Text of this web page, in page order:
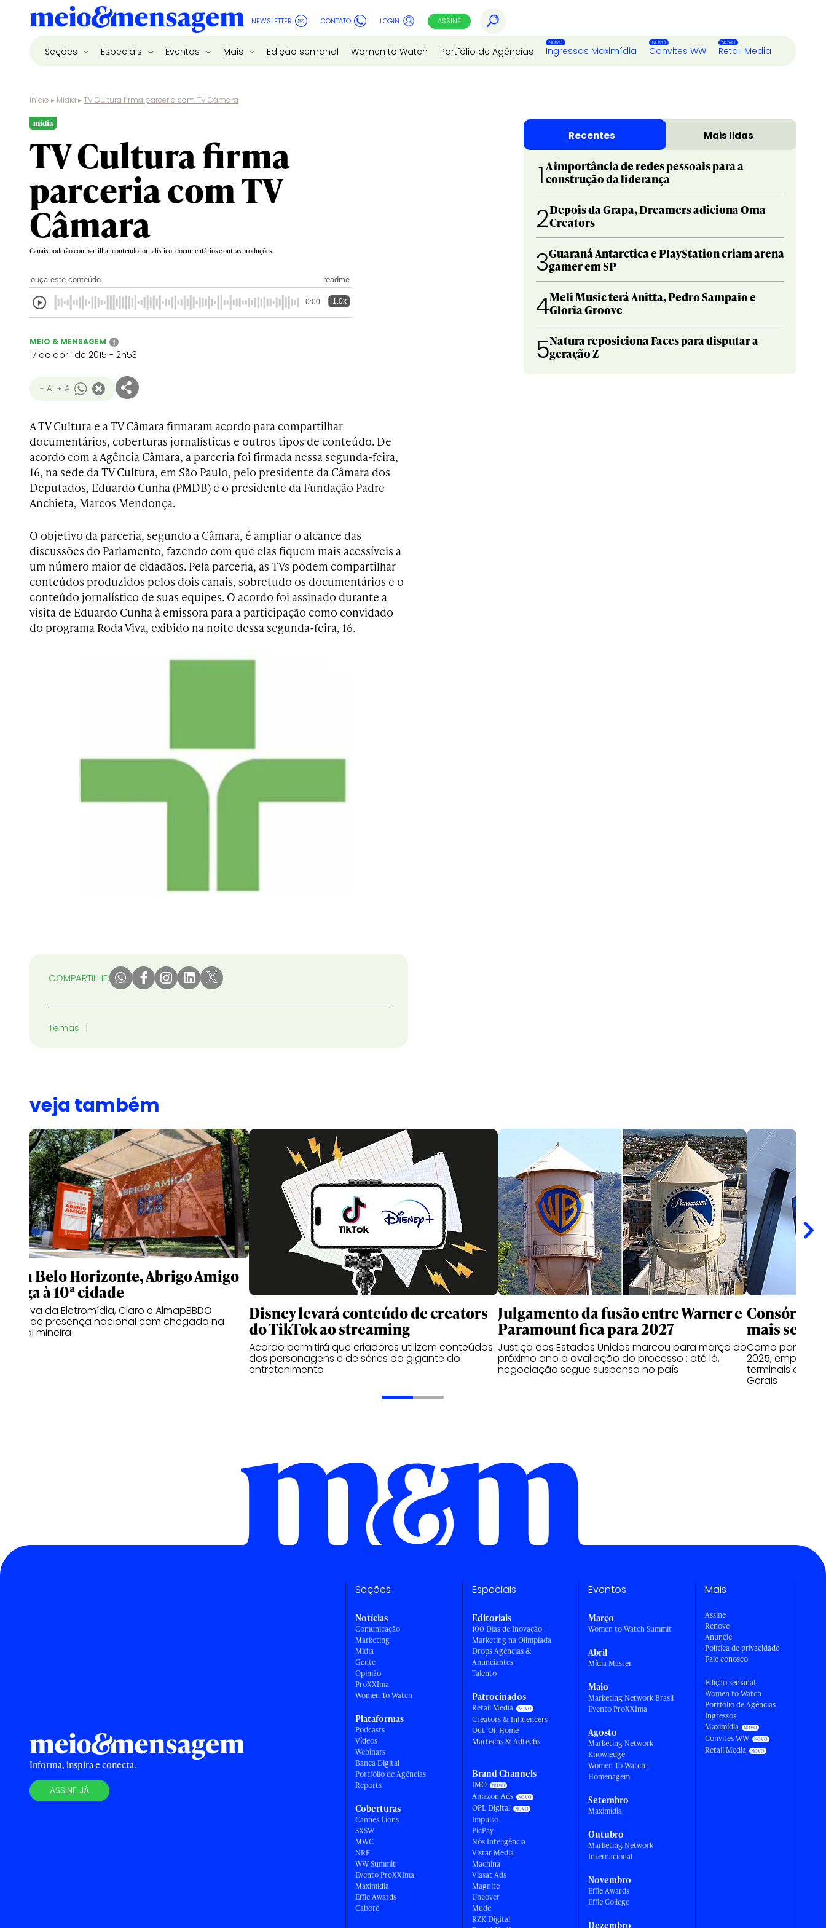
NEWSLETTER CONTATO LOGIN ASSINE
Seções Especiais Eventos Mais Edição semanal Women to Watch Portfólio de Agências Ingressos Maximídia Convites WW Retail Media
Início ▸ Mídia ▸ TV Cultura firma parceria com TV Câmara
mídia
TV Cultura firma
parceria com TV
Câmara
Canais poderão compartilhar conteúdo jornalístico, documentários e outras produções
ouça este conteúdo readme
0:00 1.0x
MEIO & MENSAGEM i
17 de abril de 2015 - 2h53
- A + A
A TV Cultura e a TV Câmara firmaram acordo para compartilhar
documentários, coberturas jornalísticas e outros tipos de conteúdo. De
acordo com a Agência Câmara, a parceria foi firmada nessa segunda-feira,
16, na sede da TV Cultura, em São Paulo, pelo presidente da Câmara dos
Deputados, Eduardo Cunha (PMDB) e o presidente da Fundação Padre
Anchieta, Marcos Mendonça.
O objetivo da parceria, segundo a Câmara, é ampliar o alcance das
discussões do Parlamento, fazendo com que elas fiquem mais acessíveis a
um número maior de cidadãos. Pela parceria, as TVs podem compartilhar
conteúdos produzidos pelos dois canais, sobretudo os documentários e o
conteúdo jornalístico de suas equipes. O acordo foi assinado durante a
visita de Eduardo Cunha à emissora para a participação como convidado
do programa Roda Viva, exibido na noite dessa segunda-feira, 16.
COMPARTILHE:
Temas
Recentes Mais lidas
1 A importância de redes pessoais para a
construção da liderança
2Depois da Grapa, Dreamers adiciona Oma
Creators
3Guaraná Antarctica e PlayStation criam arena
gamer em SP
4Meli Music terá Anitta, Pedro Sampaio e
Gloria Groove
5Natura reposiciona Faces para disputar a
geração Z
veja também
Com Belo Horizonte, Abrigo Amigo
chega à 10ª cidade
Iniciativa da Eletromídia, Claro e AlmapBBDO
expande presença nacional com chegada na
capital mineira
Disney levará conteúdo de creators
do TikTok ao streaming
Acordo permitirá que criadores utilizem conteúdos
dos personagens e de séries da gigante do
entretenimento
Julgamento da fusão entre Warner e
Paramount fica para 2027
Justiça dos Estados Unidos marcou para março do
próximo ano a avaliação do processo ; até lá,
negociação segue suspensa no país
Consórcio
mais seis
Como parte do
2025,
terminais do
Gerais
Informa, inspira e conecta.
ASSINE JÁ
Seções
Notícias
Comunicação
Marketing
Mídia
Gente
Opinião
ProXXIma
Women To Watch
Plataformas
Podcasts
Vídeos
Webinars
Banca Digital
Portfólio de Agências
Reports
Coberturas
Cannes Lions
SXSW
MWC
NRF
WW Summit
Evento ProXXIma
Maximídia
Effie Awards
Caboré
Especiais
Editoriais
100 Dias de Inovação
Marketing na Olimpíada
Drops Agências &
Anunciantes
Talento
Patrocinados
Retail Media
Creators & Influencers
Out-Of-Home
Martechs & Adtechs
Brand Channels
IMO
Amazon Ads
OPL Digital
Impulso
PicPay
Nós Inteligência
Vistar Media
Machina
Viasat Ads
Magnite
Uncover
Mude
RZK Digital
Eventos
Março
Women to Watch Summit
Abril
Mídia Master
Maio
Marketing Network Brasil
Evento ProXXIma
Agosto
Marketing Network
Knowledge
Women To Watch -
Homenagem
Setembro
Maximídia
Outubro
Marketing Network
Internacional
Novembro
Effie Awards
Effie College
Dezembro
Mais
Assine
Renove
Anuncie
Política de privacidade
Fale conosco
Edição semanal
Women to Watch
Portfólio de Agências
Ingressos
Maximídia
Convites WW
Retail Media